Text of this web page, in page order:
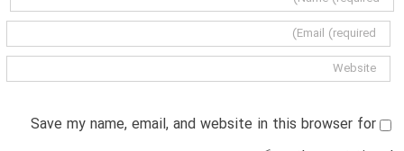
Save my name, email, and website in this browser for